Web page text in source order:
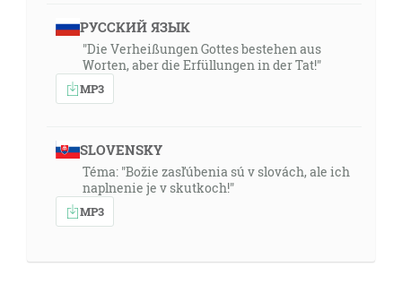
РУССКИЙ ЯЗЫК
"Die Verheißungen Gottes bestehen aus
Worten, aber die Erfüllungen in der Tat!"
MP3
SLOVENSKY
Téma: "Božie zasľúbenia sú v slovách, ale ich
naplnenie je v skutkoch!"
MP3